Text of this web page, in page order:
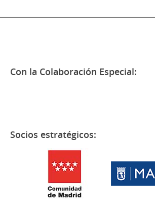
Con la Colaboración Especial:
Socios estratégicos: